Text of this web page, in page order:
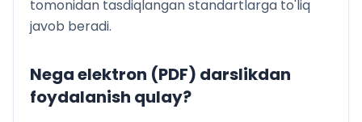
tomonidan tasdiqlangan standartlarga to'liq
javob beradi.
Nega elektron (PDF) darslikdan
foydalanish qulay?